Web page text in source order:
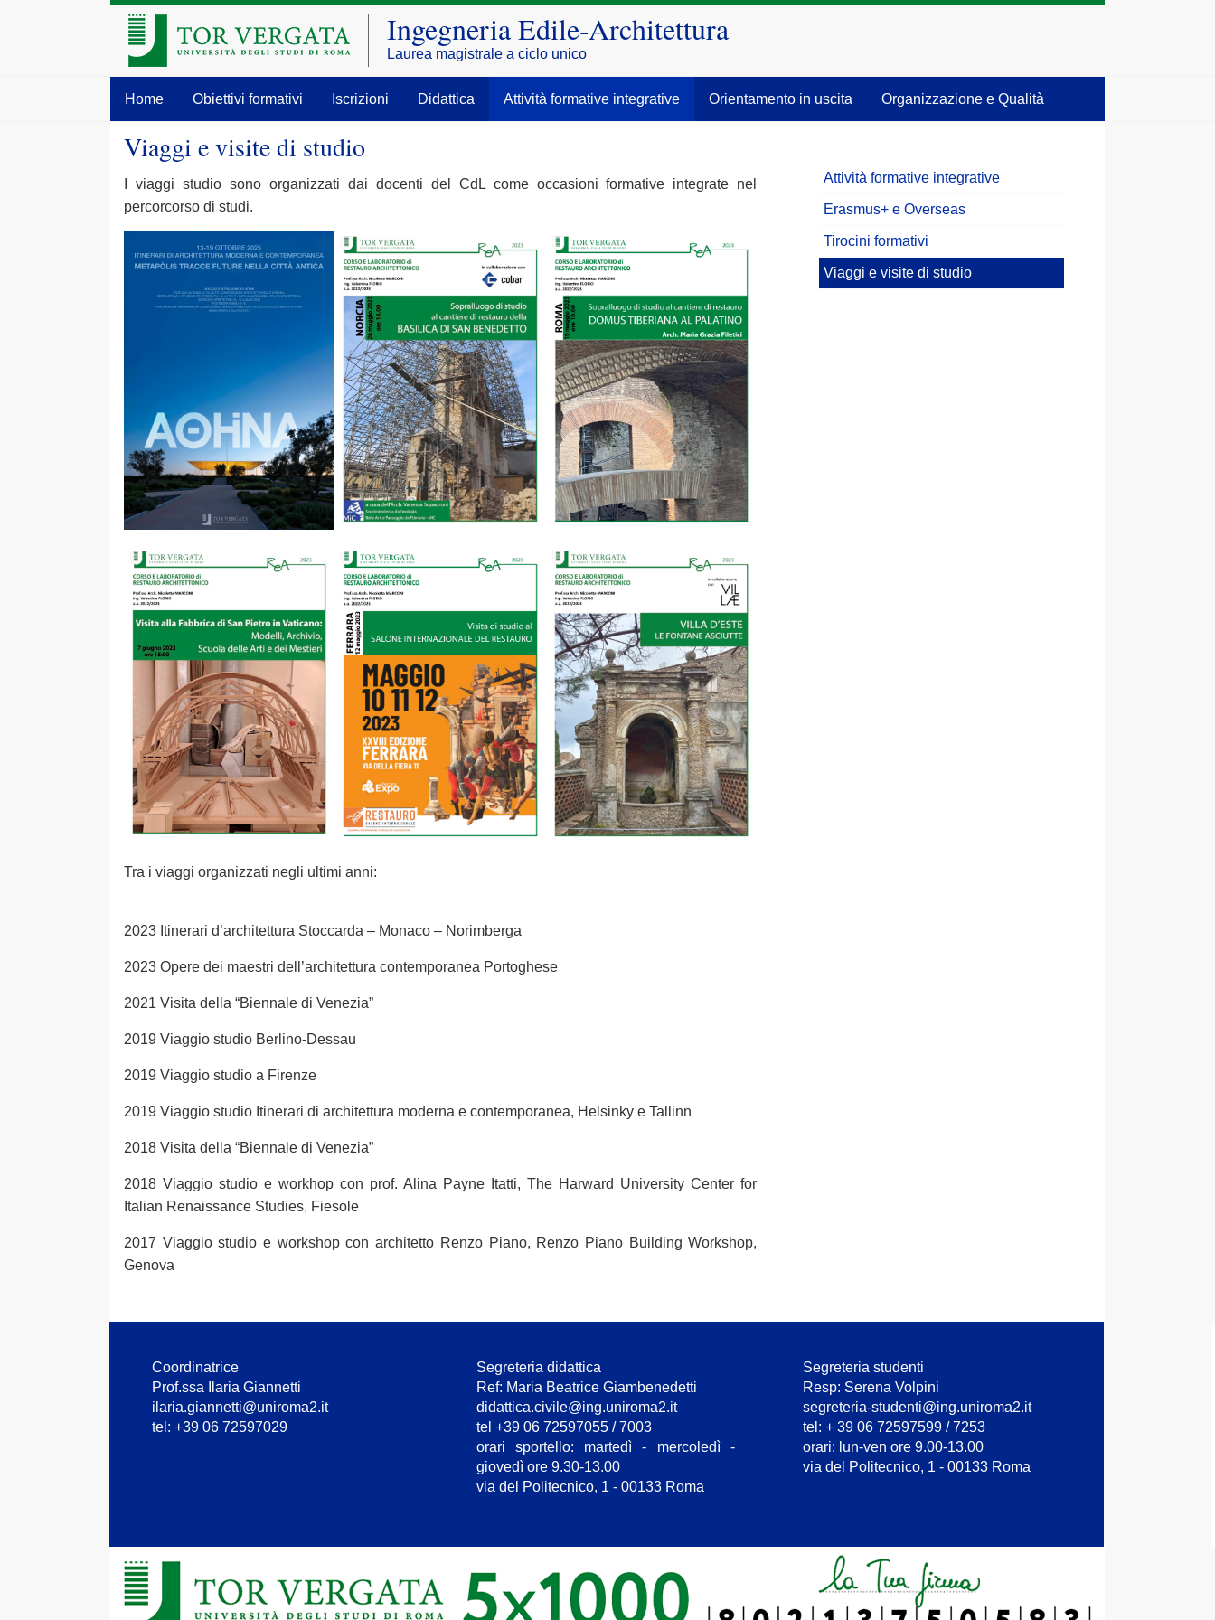
Ingegneria Edile-Architettura
Laurea magistrale a ciclo unico
Home Obiettivi formativi Iscrizioni Didattica Attività formative integrative Orientamento in uscita Organizzazione e Qualità
Viaggi e visite di studio
I viaggi studio sono organizzati dai docenti del CdL come occasioni formative integrate nel
percorcorso di studi.
Tra i viaggi organizzati negli ultimi anni:
2023 Itinerari d’architettura Stoccarda – Monaco – Norimberga
2023 Opere dei maestri dell’architettura contemporanea Portoghese
2021 Visita della “Biennale di Venezia”
2019 Viaggio studio Berlino-Dessau
2019 Viaggio studio a Firenze
2019 Viaggio studio Itinerari di architettura moderna e contemporanea, Helsinky e Tallinn
2018 Visita della “Biennale di Venezia”
2018 Viaggio studio e workhop con prof. Alina Payne Itatti, The Harward University Center for
Italian Renaissance Studies, Fiesole
2017 Viaggio studio e workshop con architetto Renzo Piano, Renzo Piano Building Workshop,
Genova
Attività formative integrative
Erasmus+ e Overseas
Tirocini formativi
Viaggi e visite di studio
Coordinatrice
Prof.ssa Ilaria Giannetti
ilaria.giannetti@uniroma2.it
tel: +39 06 72597029
Segreteria didattica
Ref: Maria Beatrice Giambenedetti
didattica.civile@ing.uniroma2.it
tel +39 06 72597055 / 7003
orari sportello: martedì - mercoledì -
giovedì ore 9.30-13.00
via del Politecnico, 1 - 00133 Roma
Segreteria studenti
Resp: Serena Volpini
segreteria-studenti@ing.uniroma2.it
tel: + 39 06 72597599 / 7253
orari: lun-ven ore 9.00-13.00
via del Politecnico, 1 - 00133 Roma